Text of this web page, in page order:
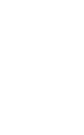
Christopher
and Vilnis,